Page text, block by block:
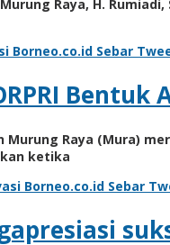
Raya, H.
Borneo.co.id Sebar
Bentuk
Murung Raya (Mura)
ketika
Borneo.co.id Sebar